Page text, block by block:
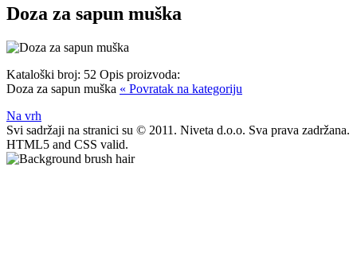
Doza za sapun muška
Kataloški broj: 52 Opis proizvoda:
Doza za sapun muška « Povratak na kategoriju
Na vrh
Svi sadržaji na stranici su © 2011. Niveta d.o.o. Sva prava zadržana.
HTML5 and CSS valid.